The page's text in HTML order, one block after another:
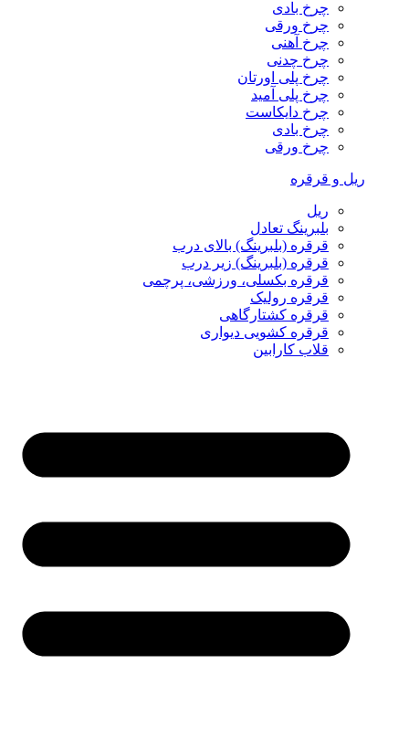
چرخ بادی
چرخ ورقی
چرخ آهنی
چرخ چدنی
چرخ پلی اورتان
چرخ پلی آمید
چرخ دایکاست
چرخ بادی
چرخ ورقی
ریل و قرقره
ریل
بلبرینگ تعادل
قرقره (بلبرینگ) بالای درب
قرقره (بلبرینگ) زیر درب
قرقره بکسلی، ورزشی، پرچمی
قرقره رولیک
قرقره کشتارگاهی
قرقره کشویی دیواری
قلاب کارابین